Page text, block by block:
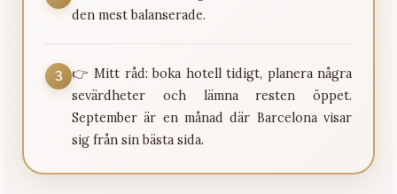
den mest balanserade.
3
👉 Mitt råd: boka hotell tidigt, planera några
sevärdheter och lämna resten öppet.
September är en månad där Barcelona visar
sig från sin bästa sida.